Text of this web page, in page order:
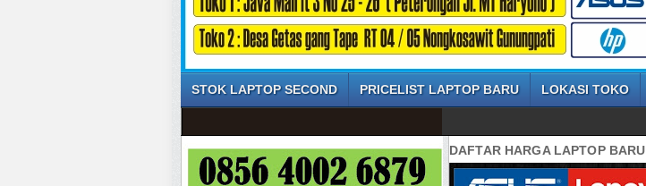
STOK LAPTOP SECOND PRICELIST LAPTOP BARU LOKASI TOKO
DAFTAR HARGA LAPTOP BARU